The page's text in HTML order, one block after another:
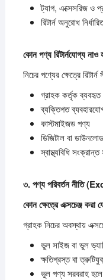
ট্যাগ, এক্সেসরিজ ও
রিটার্ন অনুরোধ
কোনপণ্যরিটার্নযোগ্যনাও
নিচের পণ্যের ক্ষেত্রে
গ্রাহক কর্তৃক
ব্যক্তিগত
কাস্টমাইজড পণ্য
ডিজিটাল বা
স্বাস্থ্যবিধি
৩.পণ্যপরিবর্তননীতি
কোনক্ষেত্রেএক্সচেঞ্জকরা
গ্রাহক নিচের অবস্থায়
ভুল সাইজ বা ভুল
ক্ষতিগ্রস্ত বা
ভুল পণ্য সরবরাহ হলে